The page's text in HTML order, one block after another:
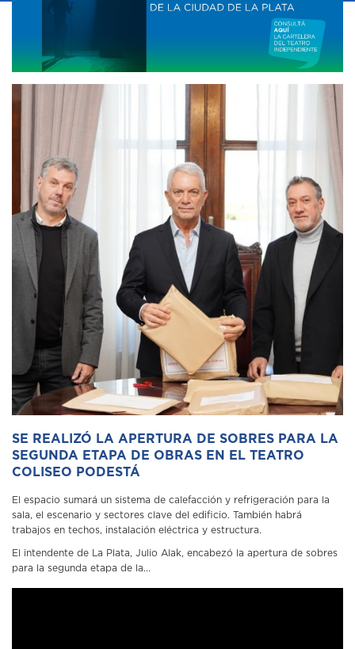
SE REALIZÓ LA APERTURA DE SOBRES PARA LA
SEGUNDA ETAPA DE OBRAS EN EL TEATRO
COLISEO PODESTÁ
El espacio sumará un sistema de calefacción y refrigeración para la
sala, el escenario y sectores clave del edificio. También habrá
trabajos en techos, instalación eléctrica y estructura.
El intendente de La Plata, Julio Alak, encabezó la apertura de sobres
para la segunda etapa de la...